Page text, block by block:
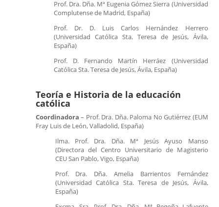
Prof. Dra. Dña. Mª Eugenia Gómez Sierra (Universidad
Complutense de Madrid, España)
Prof. Dr. D. Luis Carlos Hernández Herrero
(Universidad Católica Sta. Teresa de Jesús, Ávila,
España)
Prof. D. Fernando Martín Herráez (Universidad
Católica Sta. Teresa de Jesús, Ávila, España)
Teoría e Historia de la educación
católica
Coordinadora – Prof. Dra. Dña. Paloma No Gutiérrez (EUM
Fray Luis de León, Valladolid, España)
Ilma. Prof. Dra. Dña. Mª Jesús Ayuso Manso
(Directora del Centro Universitario de Magisterio
CEU San Pablo, Vigo, España)
Prof. Dra. Dña. Amelia Barrientos Fernández
(Universidad Católica Sta. Teresa de Jesús, Ávila,
España)